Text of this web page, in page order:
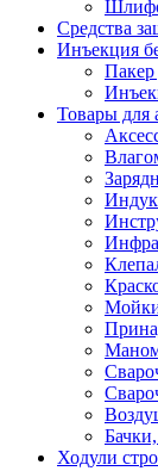
Средства
Инъекция
Пакер
Товары для
Мойки
Ходули